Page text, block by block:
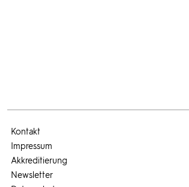
Kontakt
Impressum
Akkreditierung
Newsletter